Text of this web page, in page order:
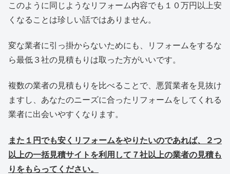
このように同じようなリフォーム内容でも１０万円以上安
くなることは珍しい話ではありません。
変な業者に引っ掛からないためにも、リフォームをするな
ら最低３社の見積もりは取った方がいいです。
複数の業者の見積もりを比べることで、悪質業者を見抜け
ますし、あなたのニーズに合ったリフォームをしてくれる
業者に出会いやすくなります。
また１円でも安くリフォームをやりたいのであれば、２つ
以上の一括見積サイトを利用して７社以上の業者の見積も
りをもらってください。